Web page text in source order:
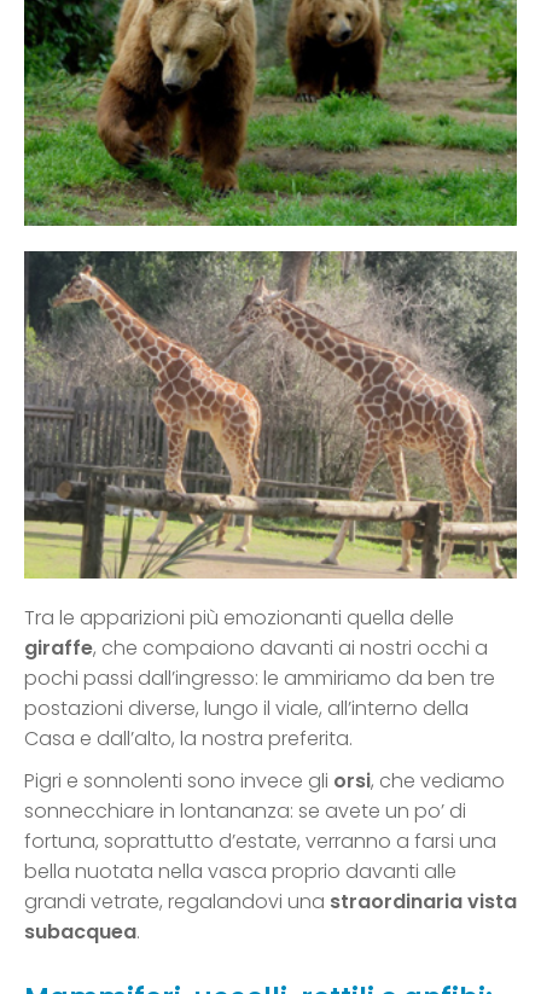
Tra le apparizioni più emozionanti quella delle
giraffe, che compaiono davanti ai nostri occhi a
pochi passi dall’ingresso: le ammiriamo da ben tre
postazioni diverse, lungo il viale, all’interno della
Casa e dall’alto, la nostra preferita.
Pigri e sonnolenti sono invece gli orsi, che vediamo
sonnecchiare in lontananza: se avete un po’ di
fortuna, soprattutto d’estate, verranno a farsi una
bella nuotata nella vasca proprio davanti alle
grandi vetrate, regalandovi una straordinaria vista
subacquea.